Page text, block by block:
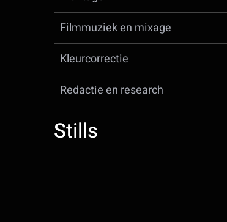
Filmmuziek en mixage
Kleurcorrectie
Redactie en research
Stills